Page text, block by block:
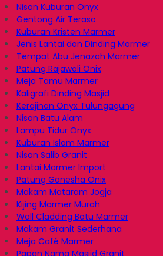
Nisan Kuburan Onyx
Gentong Air Teraso
Kuburan Kristen Marmer
Jenis Lantai dan Dinding Marmer
Tempat Abu Jenazah Marmer
Patung Rajawali Onix
Meja Tamu Marmer
Kaligrafi Dinding Masjid
Kerajinan Onyx Tulungagung
Nisan Batu Alam
Lampu Tidur Onyx
Kuburan Islam Marmer
Nisan Salib Granit
Lantai Marmer Import
Patung Ganesha Onix
Makam Mataram Jogja
Kijing Marmer Murah
Wall Cladding Batu Marmer
Makam Granit Sederhana
Meja Café Marmer
Papan Nama Masjid Granit